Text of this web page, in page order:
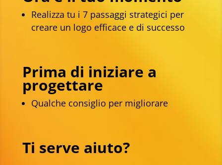
Realizza tu i 7 passaggi strategici per
creare un logo efficace e di successo
Prima di iniziare a
progettare
Qualche consiglio per migliorare
Ti serve aiuto?